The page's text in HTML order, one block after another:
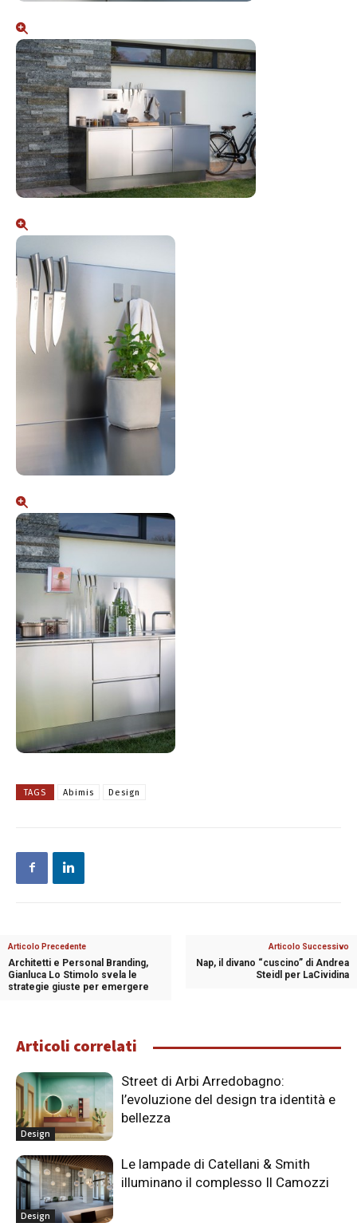
TAGS Abimis Design
Articolo Precedente
Architetti e Personal Branding,
Gianluca Lo Stimolo svela le
strategie giuste per emergere
Articolo Successivo
Nap, il divano “cuscino” di Andrea
Steidl per LaCividina
Articoli correlati
Design
Street di Arbi Arredobagno:
l’evoluzione del design tra identità e
bellezza
Design
Le lampade di Catellani & Smith
illuminano il complesso Il Camozzi